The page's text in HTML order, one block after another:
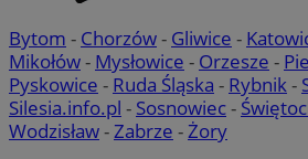
Bytom - Chorzów- Gliwice -
Mikołów- Mysłowice - Orzesze -
Pyskowice - Ruda Śląska - Rybnik-
Silesia.info.pl - Sosnowiec-
Wodzisław-Zabrze -Żory